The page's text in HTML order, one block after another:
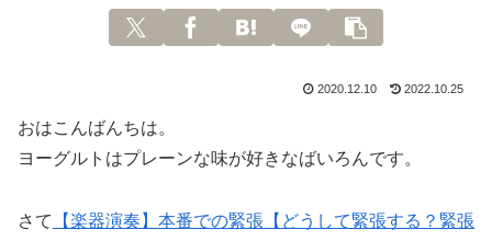
2020.12.10 2022.10.25
おはこんばんちは。
ヨーグルトはプレーンな味が好きなばいろんです。
さて
【楽器演奏】本番での緊張【どうして緊張する？緊張